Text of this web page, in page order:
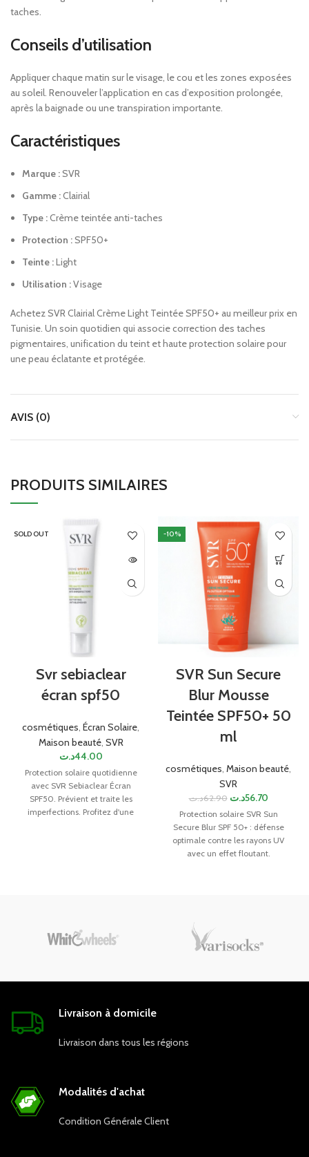
taches.
Conseils d’utilisation
Appliquer chaque matin sur le visage, le cou et les zones exposées
au soleil. Renouveler l’application en cas d’exposition prolongée,
après la baignade ou une transpiration importante.
Caractéristiques
Marque :SVR
Gamme :Clairial
Type :Crème teintée anti-taches
Protection :SPF50+
Teinte :Light
Utilisation :Visage
Achetez SVR Clairial Crème Light Teintée SPF50+ au meilleur prix en
Tunisie. Un soin quotidien qui associe correction des taches
pigmentaires, unification du teint et haute protection solaire pour
une peau éclatante et protégée.
AVIS (0)
PRODUITS SIMILAIRES
SOLD OUT
Svr sebiaclear
écran spf50
cosmétiques, Écran Solaire,
Maison beauté, SVR
44.00د.ت
Protection solaire quotidienne
avec SVR Sebiaclear Écran
SPF50. Prévient et traite les
imperfections. Profitez d'une
-10%
SVR Sun Secure
Blur Mousse
Teintée SPF50+ 50
ml
cosmétiques, Maison beauté,
SVR
62.90د.ت 56.70د.ت
Protection solaire SVR Sun
Secure Blur SPF 50+ : défense
optimale contre les rayons UV
avec un effet floutant.
Livraison à domicile
Livraison dans tous les régions
Modalités d'achat
Condition Générale Client